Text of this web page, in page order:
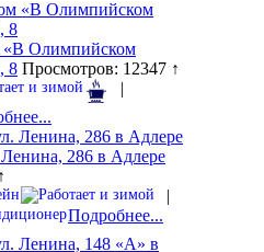
«В Олимпийском
8 Просмотров: 12347 ↑
|
286 в Адлере
|
Подробнее...